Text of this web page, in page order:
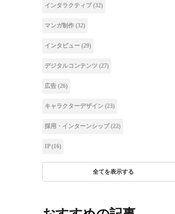
インタラクティブ (32)
マンガ制作 (32)
インタビュー (29)
デジタルコンテンツ (27)
広告 (26)
キャラクターデザイン (23)
採用・インターンシップ(22)
IP(16)
全てを表示する